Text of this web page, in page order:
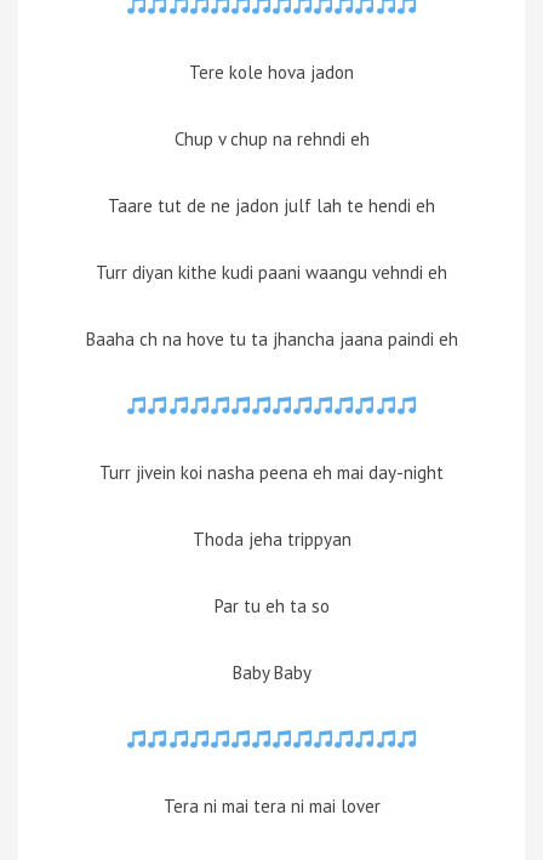
Tere kole hova jadon
Chup v chup na rehndi eh
Taare tut de ne jadon julf lah te hendi eh
Turr diyan kithe kudi paani waangu vehndi eh
Baaha ch na hove tu ta jhancha jaana paindi eh
Turr jivein koi nasha peena eh mai day-night
Thoda jeha trippyan
Par tu eh ta so
Baby Baby
Tera ni mai tera ni mai lover